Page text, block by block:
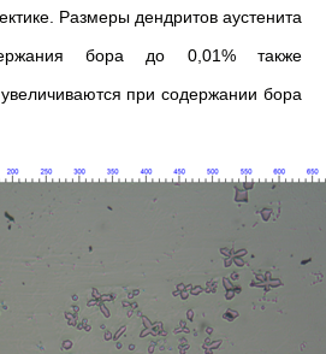
Размеры дендритов аустенита
бора до 0,01% также
при содержании бора